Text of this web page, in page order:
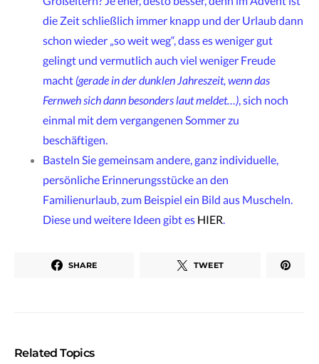
die Zeit schließlich immer knapp und der Urlaub dann
schon wieder „so weit weg“, dass es weniger gut
gelingt und vermutlich auch viel weniger Freude
macht (gerade in der dunklen Jahreszeit, wenn das
Fernweh sich dann besonders laut meldet…), sich noch
einmal mit dem vergangenen Sommer zu
beschäftigen.
Basteln Sie gemeinsam andere, ganz individuelle,
persönliche Erinnerungsstücke an den
Familienurlaub, zum Beispiel ein Bild aus Muscheln.
Diese und weitere Ideen gibt es HIER.
SHARE TWEET
Related Topics